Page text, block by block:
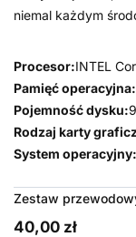
niemal każdym
Procesor:INTEL
Pamięć operacyjna:
Pojemność dysku:
Rodzaj karty
System operacyjny:
Zestaw
40,00 zł